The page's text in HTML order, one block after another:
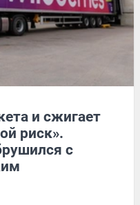
и сжигает
риск».
с